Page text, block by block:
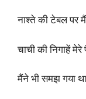
नाश्ते की टेबल पर
चाची की निगाहें
मैंने भी समझ गया